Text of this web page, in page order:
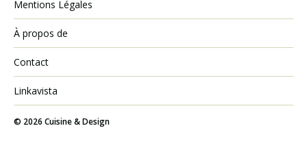
Mentions Légales
À propos de
Contact
Linkavista
© 2026 Cuisine & Design